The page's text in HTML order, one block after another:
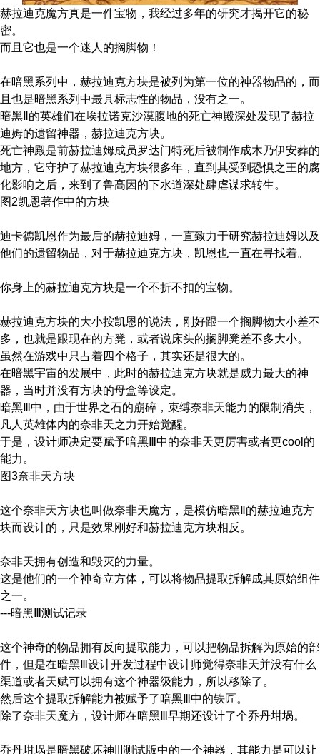
赫拉迪克魔方真是一件宝物，我经过多年的研究才揭开它的秘
密。
而且它也是一个迷人的搁脚物！
在暗黑系列中，赫拉迪克方块是被列为第一位的神器物品的，而
且也是暗黑系列中最具标志性的物品，没有之一。
暗黑Ⅱ的英雄们在埃拉诺克沙漠腹地的死亡神殿深处发现了赫拉
迪姆的遗留神器，赫拉迪克方块。
死亡神殿是前赫拉迪姆成员罗达门特死后被制作成木乃伊安葬的
地方，它守护了赫拉迪克方块很多年，直到其受到恐惧之王的腐
化影响之后，来到了鲁高因的下水道深处肆虐谋求转生。
图2凯恩著作中的方块
迪卡德凯恩作为最后的赫拉迪姆，一直致力于研究赫拉迪姆以及
他们的遗留物品，对于赫拉迪克方块，凯恩也一直在寻找着。
你身上的赫拉迪克方块是一个不折不扣的宝物。
赫拉迪克方块的大小按凯恩的说法，刚好跟一个搁脚物大小差不
多，也就是跟现在的方凳，或者说床头的搁脚凳差不多大小。
虽然在游戏中只占着四个格子，其实还是很大的。
在暗黑宇宙的发展中，此时的赫拉迪克方块就是威力最大的神
器，当时并没有方块的母盒等设定。
暗黑Ⅲ中，由于世界之石的崩碎，束缚奈非天能力的限制消失，
凡人英雄体内的奈非天之力开始觉醒。
于是，设计师决定要赋予暗黑Ⅲ中的奈非天更厉害或者更cool的
能力。
图3奈非天方块
这个奈非天方块也叫做奈非天魔方，是模仿暗黑Ⅱ的赫拉迪克方
块而设计的，只是效果刚好和赫拉迪克方块相反。
奈非天拥有创造和毁灭的力量。
这是他们的一个神奇立方体，可以将物品提取拆解成其原始组件
之一。
---暗黑Ⅲ测试记录
这个神奇的物品拥有反向提取能力，可以把物品拆解为原始的部
件，但是在暗黑Ⅲ设计开发过程中设计师觉得奈非天并没有什么
渠道或者天赋可以拥有这个神器级能力，所以移除了。
然后这个提取拆解能力被赋予了暗黑Ⅲ中的铁匠。
除了奈非天魔方，设计师在暗黑Ⅲ早期还设计了个乔丹坩埚。
乔丹坩埚是暗黑破坏神III测试版中的一个神器，其能力是可以让